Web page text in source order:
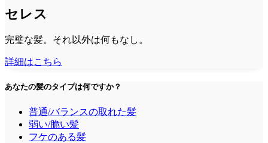
セレス
完璧な髪。それ以外は何もなし。
詳細はこちら
あなたの髪のタイプは何ですか？
普通/バランスの取れた髪
弱い/脆い髪
フケのある髪